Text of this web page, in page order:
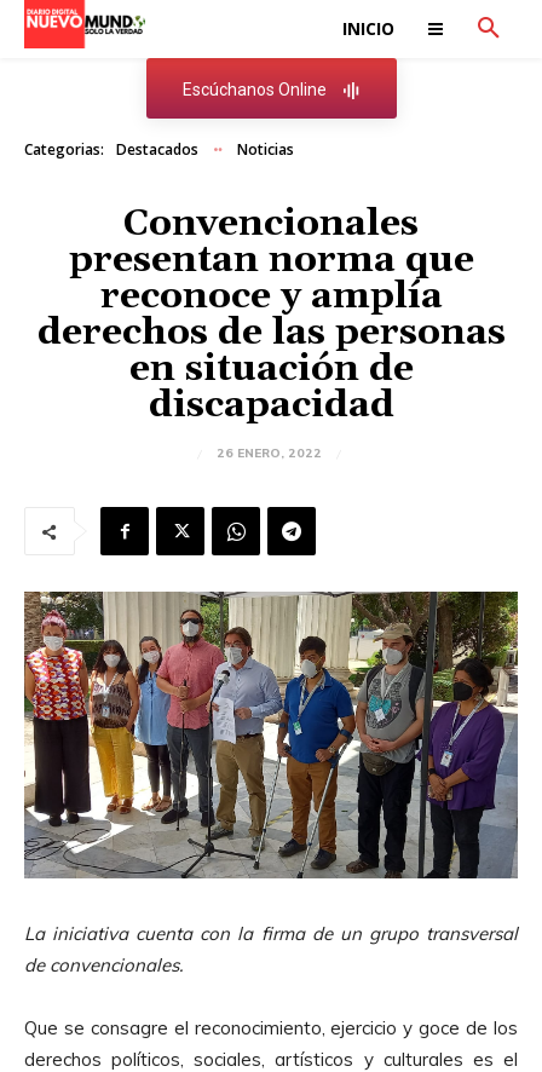
INICIO
Escúchanos Online
Categorias: Destacados Noticias
Convencionales
presentan norma que
reconoce y amplía
derechos de las personas
en situación de
discapacidad
26 ENERO, 2022
La iniciativa cuenta con la firma de un grupo transversal
de convencionales.
Que se consagre el reconocimiento, ejercicio y goce de los
derechos políticos, sociales, artísticos y culturales es el